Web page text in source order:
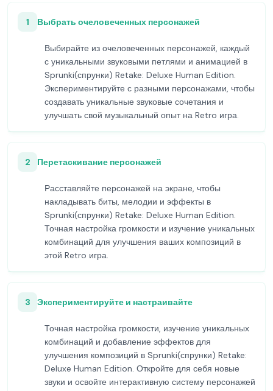
1 Выбрать очеловеченных персонажей
Выбирайте из очеловеченных персонажей, каждый
с уникальными звуковыми петлями и анимацией в
Sprunki(спрунки) Retake: Deluxe Human Edition.
Экспериментируйте с разными персонажами, чтобы
создавать уникальные звуковые сочетания и
улучшать свой музыкальный опыт на Retro игра.
2 Перетаскивание персонажей
Расставляйте персонажей на экране, чтобы
накладывать биты, мелодии и эффекты в
Sprunki(спрунки) Retake: Deluxe Human Edition.
Точная настройка громкости и изучение уникальных
комбинаций для улучшения ваших композиций в
этой Retro игра.
3 Экспериментируйте и настраивайте
Точная настройка громкости, изучение уникальных
комбинаций и добавление эффектов для
улучшения композиций в Sprunki(спрунки) Retake:
Deluxe Human Edition. Откройте для себя новые
звуки и освойте интерактивную систему персонажей